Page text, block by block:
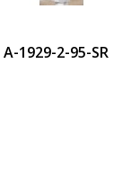
A-1929-2-95-SR